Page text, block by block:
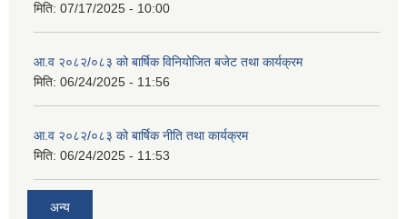
मिति: 07/17/2025 - 10:00
आ.व २०८२/०८३ को बार्षिक विनियोजित बजेट तथा कार्यक्रम
मिति: 06/24/2025 - 11:56
आ.व २०८२/०८३ को बार्षिक नीति तथा कार्यक्रम
मिति: 06/24/2025 - 11:53
अन्य